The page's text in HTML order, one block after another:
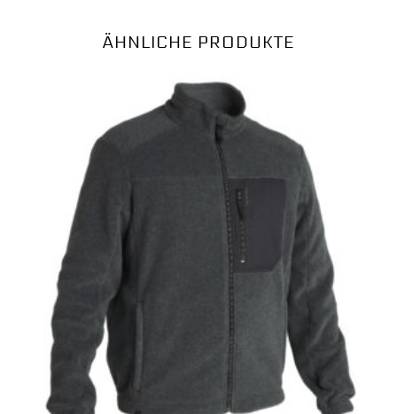
ÄHNLICHE PRODUKTE